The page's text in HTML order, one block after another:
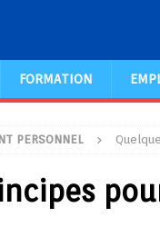
FORMATION
PERSONNEL